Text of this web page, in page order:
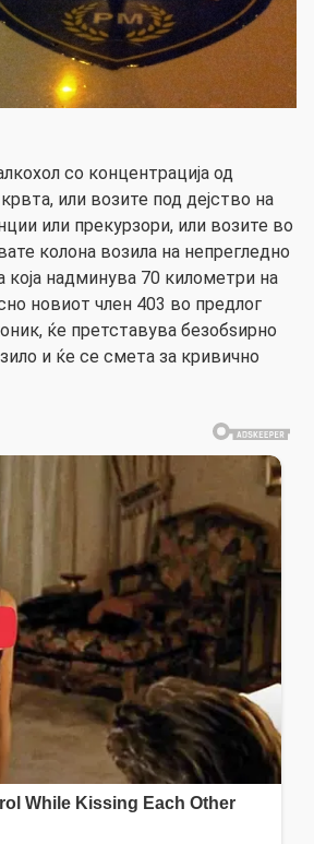
со концентрација од
или возите под дејство на
или прекурзори, или возите во
колона возила на непрегледно
која надминува 70 километри на
новиот член 403 во предлог
ќе претставува безобѕирно
и ќе се смета за кривично